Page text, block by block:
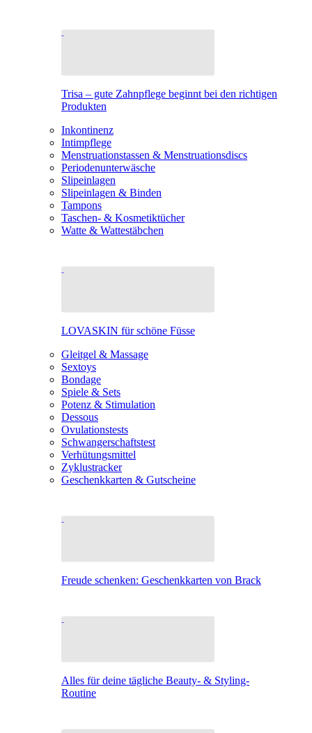
Trisa – gute Zahnpflege beginnt bei den richtigen
Produkten
Inkontinenz
Intimpflege
Menstruationstassen & Menstruationsdiscs
Periodenunterwäsche
Slipeinlagen
Slipeinlagen & Binden
Tampons
Taschen- & Kosmetiktücher
Watte & Wattestäbchen
LOVASKIN für schöne Füsse
Gleitgel & Massage
Sextoys
Bondage
Spiele & Sets
Potenz & Stimulation
Dessous
Ovulationstests
Schwangerschaftstest
Verhütungsmittel
Zyklustracker
Geschenkkarten & Gutscheine
Freude schenken: Geschenkkarten von Brack
Alles für deine tägliche Beauty- & Styling-
Routine